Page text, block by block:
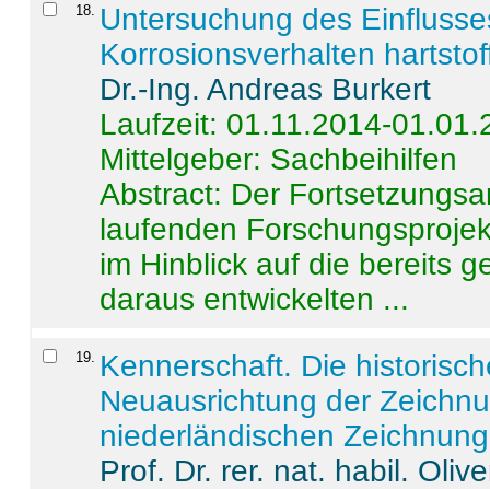
18
Untersuchung des
Korrosionsverhalten
Dr.-Ing. Andreas Burkert
Laufzeit: 01.11.2014-
Mittelgeber: Sachbeihilfen
Abstract: Der
laufenden
im Hinblick auf die bereits
daraus entwickelten ...
19
Kennerschaft. Die
Neuausrichtung der
niederländischen
Prof. Dr. rer. nat. habil.